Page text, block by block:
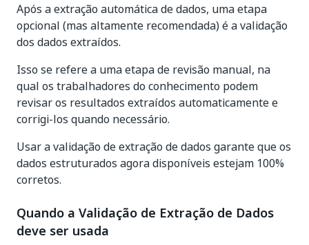
Após a extração automática de dados, uma etapa
opcional (mas altamente recomendada) é a validação
dos dados extraídos.
Isso se refere a uma etapa de revisão manual, na
qual os trabalhadores do conhecimento podem
revisar os resultados extraídos automaticamente e
corrigi-los quando necessário.
Usar a validação de extração de dados garante que os
dados estruturados agora disponíveis estejam 100%
corretos.
Quando a Validação de Extração de Dados
deve ser usada